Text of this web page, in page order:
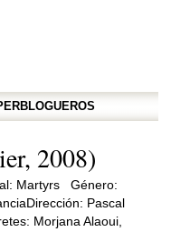
2008)
Martyrs Género:
Pascal
Morjana Alaoui,